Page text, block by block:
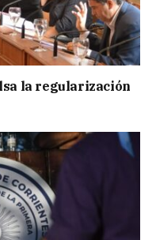
la regularización